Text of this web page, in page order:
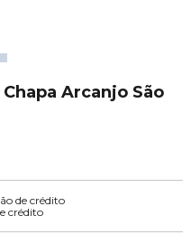
Arcanjo São
de crédito
crédito